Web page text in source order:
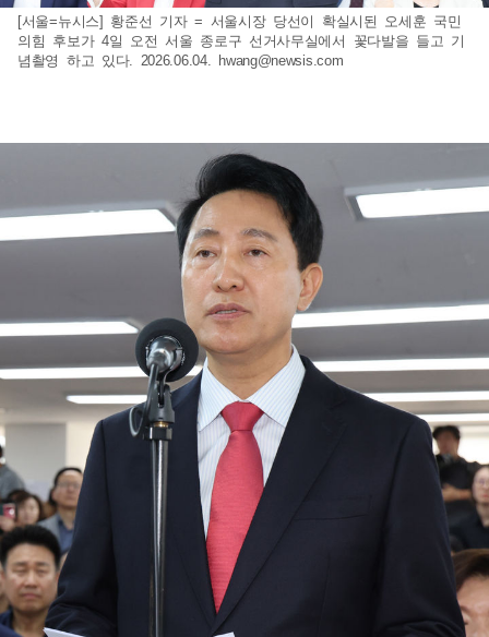
[서울=뉴시스] 황준선 기자 = 서울시장 당선이 확실시된 오세훈 국민
의힘 후보가 4일 오전 서울 종로구 선거사무실에서 꽃다발을 들고 기
념촬영 하고 있다. 2026.06.04. hwang@newsis.com